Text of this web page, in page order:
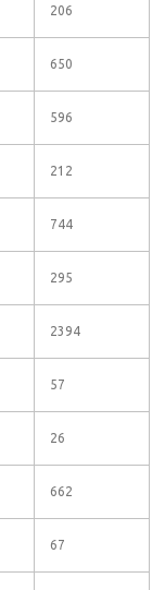
206
650
596
212
744
295
2394
57
26
662
67